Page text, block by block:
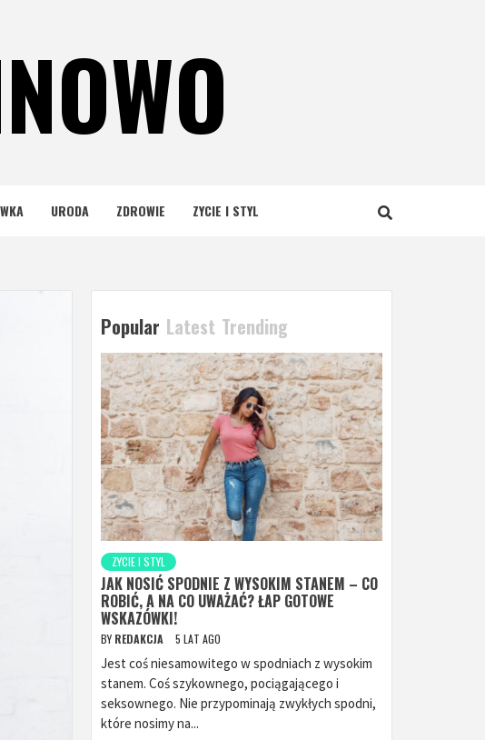
URODA ZDROWIE ZYCIE I STYL
Popular Latest Trending
ZYCIE I STYL
JAK NOSIĆ SPODNIE Z WYSOKIM STANEM – CO
ROBIĆ, A NA CO UWAŻAĆ? ŁAP GOTOWE
WSKAZÓWKI!
BY REDAKCJA 5 LAT AGO
Jest coś niesamowitego w spodniach z wysokim
stanem. Coś szykownego, pociągającego i
seksownego. Nie przypominają zwykłych spodni,
które nosimy na...